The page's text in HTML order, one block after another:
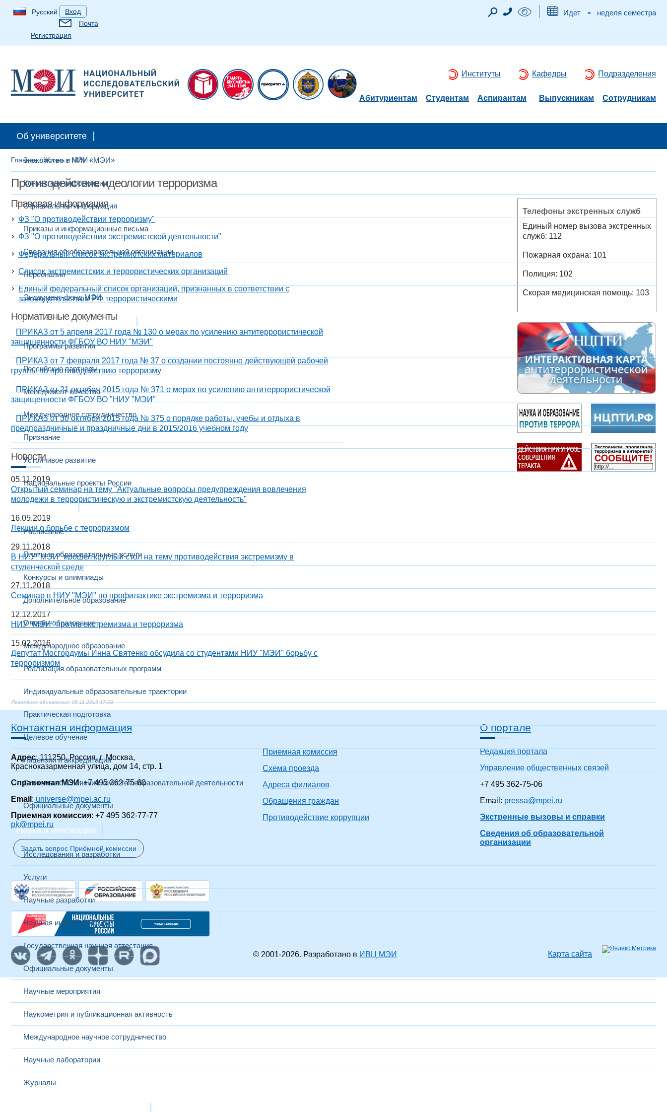
Русский
Вход
Почта
Регистрация
Идет - неделя семестра
Институты Кафедры Подразделения
Абитуриентам Студентам Аспирантам Выпускникам Сотрудникам
Об университете
Знакомство с НИУ «МЭИ»
Контактная информация
Официальная информация
Приказы и информационные письма
Сведения об образовательной организации
Персоналии
Эндаумент-фонд МЭИ
Развитие и сотрудничество
Программы развития
Российские партнеры
Менеджмент качества
Международное сотрудничество
Признание
Устойчивое развитие
Национальные проекты России
Расписание
Платные образовательные услуги
Конкурсы и олимпиады
Дополнительное образование
Онлайн-образование
Международное образование
Реализация образовательных программ
Индивидуальные образовательные траектории
Практическая подготовка
Целевое обучение
Лицензии и аккредитации
Система обеспечения качества образовательной деятельности
Официальные документы
Наука и инновации
Исследования и разработки
Услуги
Научные разработки
Научная инфраструктура
Государственная научная аттестация
Официальные документы
Научные мероприятия
Наукометрия и публикационная активность
Международное научное сотрудничество
Научные лаборатории
Журналы
Главная/Жизнь в МЭИ /
Противодействие идеологии терроризма
Телефоны экстренных служб
Единый номер вызова экстренных
служб: 112
Пожарная охрана: 101
Полиция: 102
Скорая медицинская помощь: 103
Правовая информация
ФЗ "О противодействии терроризму"
ФЗ "О противодействии экстремистской деятельности"​
Федеральный список экстремистских материалов
Список экстремистских и террористических организаций
Единый федеральный список организаций, признанных в соответствии с
законодательством РФ террористическими
Нормативные документы
ПРИКАЗ от 5 апреля 2017 года № 130 о мерах по усилению антитеррористической
защищенности ФГБОУ ВО НИУ "МЭИ"
ПРИКАЗ от 7 февраля 2017 года № 37 о создании постоянно действующей рабочей
группы по противодействию терроризму
ПРИКАЗ от 21 октября 2015 года № 371 о мерах по усилению антитеррористической
защищенности ФГБОУ ВО "НИУ "МЭИ"
ПРИКАЗ от 30 октября 2015 года № 375 о порядке работы, учебы и отдыха в
предпраздничные и праздничные дни в 2015/2016 учебном году
Новости
05.11.2019
Открытый семинар на тему "Актуальные вопросы предупреждения вовлечения
молодежи в террористическую и экстремистскую деятельность"
16.05.2019
Лекции о борьбе с терроризмом
29.11.2018
В НИУ "МЭИ" прошел круглый стол на тему противодействия экстремизму в
студенческой среде
27.11.2018
Семинар в НИУ "МЭИ" по профилактике экстремизма и терроризма
12.12.2017
НИУ "МЭИ" против экстремизма и терроризма
15.02.2016
Депутат Мосгордумы Инна Святенко обсудила со студентами НИУ "МЭИ" борьбу с
терроризмом
05.11.2019 17:08
Контактная информация
Адрес: 111250, Россия, г. Москва,
Красноказарменная улица, дом 14, стр. 1
Справочная МЭИ: +7 495 362-75-60
Email : universe@mpei.ac.ru
Приемная комиссия: +7 495 362-77-77
pk@mpei.ru
Задать вопрос Приёмной комиссии
Приемная комиссия
Схема проезда
Адреса филиалов
Обращения граждан
Противодействие коррупции
О портале
Редакция портала
Управление общественных связей
+7 495 362-75-06
Email: pressa@mpei.ru
Экстренные вызовы и справки
Сведения об образовательной
организации
© 2001-2026. Разработано в ИВЦ МЭИ Карта сайта